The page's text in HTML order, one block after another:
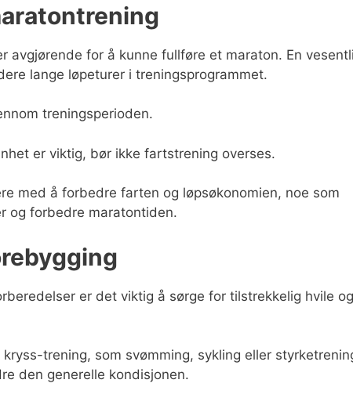
avgjørende for å kunne fullføre et maraton. En
lange løpeturer i treningsprogrammet.
treningsperioden.
er viktig, bør ikke fartstrening overses.
med å forbedre farten og løpsøkonomien, noe som
og forbedre maratontiden.
er det viktig å sørge for tilstrekkelig hvile og
trening, som svømming, sykling eller
den generelle kondisjonen.